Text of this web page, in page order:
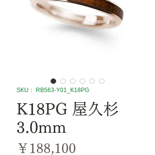
SKU： RB563-Y01_K18PG
K18PG 屋久杉
3.0mm
￥188,100